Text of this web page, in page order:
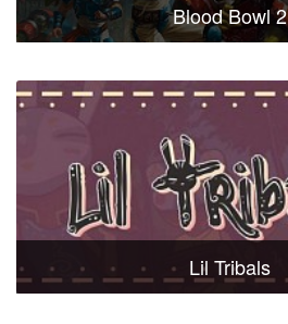
Blood Bowl 2
Lil Tribals